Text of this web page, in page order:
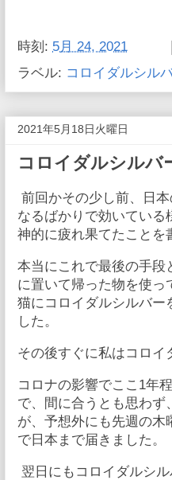
時刻: 5月 24, 2021
ラベル: コロイダルシル
2021年5月18日火曜日
コロイダルシルバ
前回かその少し前、日
なるばかりで効いてい
神的に疲れ果てたことを
本当にこれで最後の手段
に置いて帰った物を使っ
猫にコロイダルシルバー
した。
その後すぐに私はコロイ
コロナの影響でここ1年
で、間に合うとも思わず
が、予想外にも先週の木
で日本まで届きました。
翌日にもコロイダルシ